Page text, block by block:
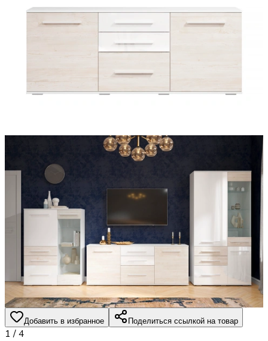
Добавить в избранное Поделиться ссылкой на товар
1 /4